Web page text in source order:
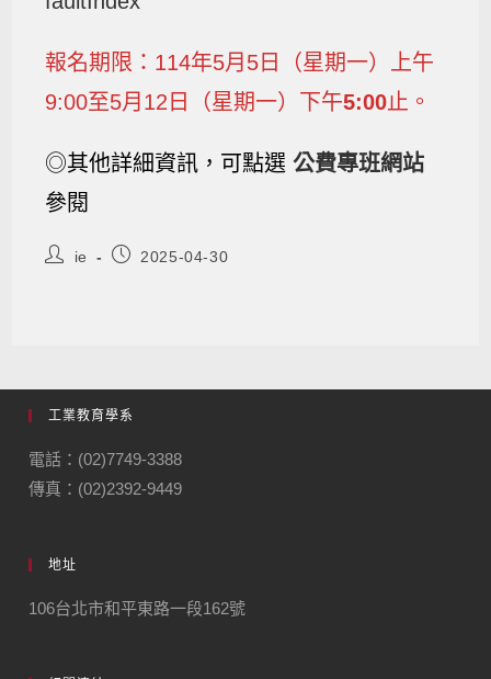
報名期限：114年5月5日（星期一）上午
9:00至5月12日（星期一）下午5:00止。
◎其他詳細資訊，可點選 公費專班網站
參閱
ie 2025-04-30
工業教育學系
電話：(02)7749-3388
傳真：(02)2392-9449
地址
106台北市和平東路一段162號